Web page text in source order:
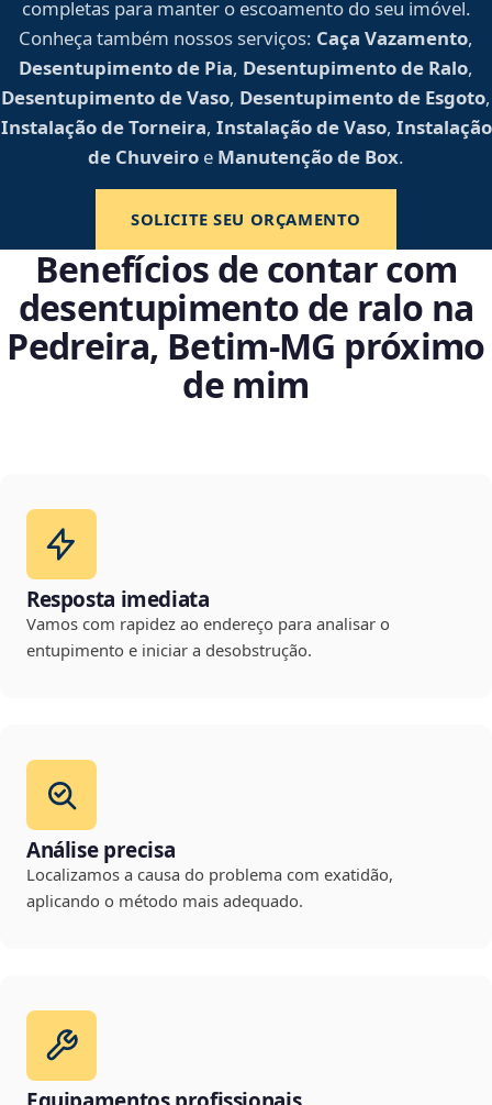
completas para manter o escoamento do seu imóvel.
Conheça também nossos serviços: Caça Vazamento,
Desentupimento de Pia, Desentupimento de Ralo,
Desentupimento de Vaso, Desentupimento de Esgoto,
Instalação de Torneira, Instalação de Vaso, Instalação
de Chuveiro e Manutenção de Box.
SOLICITE SEU ORÇAMENTO
Benefícios de contar com
desentupimento de ralo na
Pedreira, Betim‑MG próximo
de mim
Resposta imediata
Vamos com rapidez ao endereço para analisar o
entupimento e iniciar a desobstrução.
Análise precisa
Localizamos a causa do problema com exatidão,
aplicando o método mais adequado.